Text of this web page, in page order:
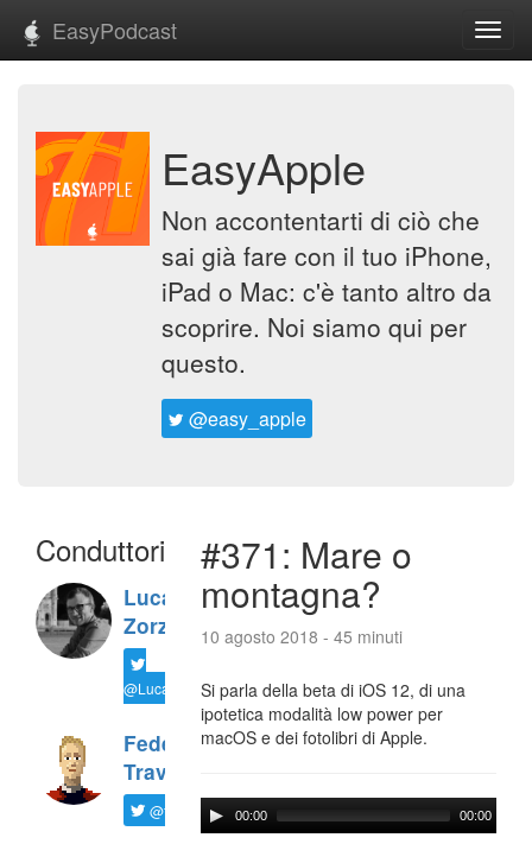
EasyPodcast
EasyApple
Non accontentarti di ciò che
sai già fare con il tuo iPhone,
iPad o Mac: c'è tanto altro da
scoprire. Noi siamo qui per
questo.
@easy_apple
Conduttori
Luca
Zorzi
@LucaTNT
Federico
Travaini
@ftrava
#371: Mare o
montagna?
10 agosto 2018 - 45 minuti
Si parla della beta di iOS 12, di una
ipotetica modalità low power per
macOS e dei fotolibri di Apple.
00:00 00:00